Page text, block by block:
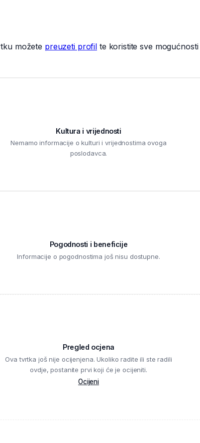
možete preuzeti profil te koristite sve
Kultura i vrijednosti
Nemamo informacije o kulturi i vrijednostima ovoga
poslodavca.
Pogodnosti i beneficije
Informacije o pogodnostima još nisu dostupne.
Pregled ocjena
Ova tvrtka još nije ocijenjena. Ukoliko radite ili ste radili
ovdje, postanite prvi koji će je ocijeniti.
Ocijeni